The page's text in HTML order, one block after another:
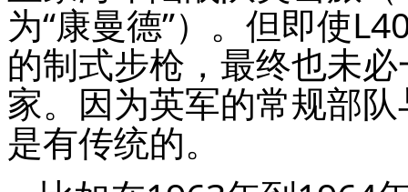
为“康曼德”）。但即使
的制式步枪，最终也未
家。因为英军的常规部
是有传统的。